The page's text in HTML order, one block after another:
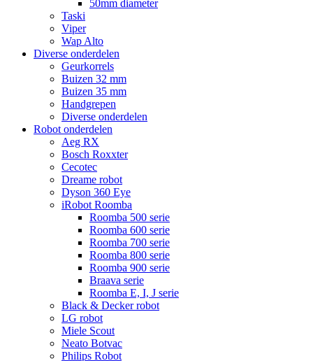
50mm diameter
Taski
Viper
Wap Alto
Diverse onderdelen
Geurkorrels
Buizen 32 mm
Buizen 35 mm
Handgrepen
Diverse onderdelen
Robot onderdelen
Aeg RX
Bosch Roxxter
Cecotec
Dreame robot
Dyson 360 Eye
iRobot Roomba
Roomba 500 serie
Roomba 600 serie
Roomba 700 serie
Roomba 800 serie
Roomba 900 serie
Braava serie
Roomba E, I, J serie
Black & Decker robot
LG robot
Miele Scout
Neato Botvac
Philips Robot